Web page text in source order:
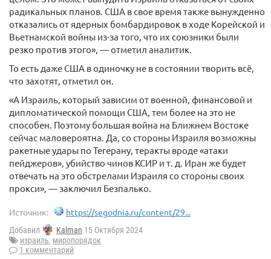
радикальных планов. США в свое время также вынужденно
отказались от ядерных бомбардировок в ходе Корейской и
Вьетнамской войны из-за того, что их союзники были
резко против этого», — отметил аналитик.
То есть даже США в одиночку не в состоянии творить всё,
что захотят, отметил он.
«А Израиль, который зависим от военной, финансовой и
дипломатической помощи США, тем более на это не
способен. Поэтому большая война на Ближнем Востоке
сейчас маловероятна. Да, со стороны Израиля возможны
ракетные удары по Тегерану, теракты вроде «атаки
пейджеров», убийство чинов КСИР и т. д. Иран же будет
отвечать на это обстрелами Израиля со стороны своих
прокси», — заключил Безпалько.
Источник: https://segodnia.ru/content/29...
Добавил Kalman 15 Октября 2024
израиль, миропорядок
1 комментарий